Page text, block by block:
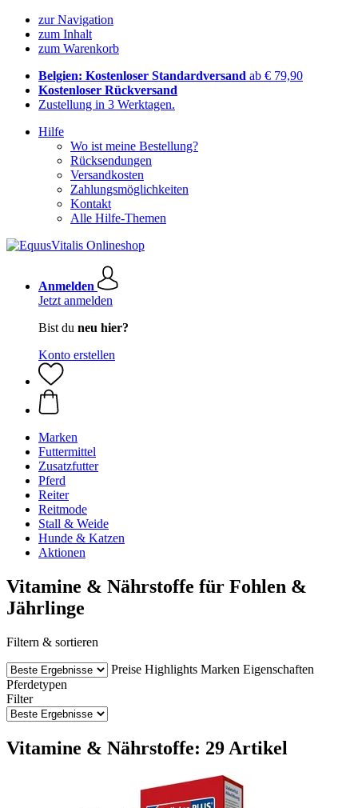
zur Navigation
zum Inhalt
zum Warenkorb
Belgien: Kostenloser Standardversand ab € 79,90
Kostenloser Rückversand
Zustellung in 3 Werktagen.
Hilfe
Wo ist meine Bestellung?
Rücksendungen
Versandkosten
Zahlungsmöglichkeiten
Kontakt
Alle Hilfe-Themen
Anmelden
Jetzt anmelden
Bist du neu hier?
Konto erstellen
Marken
Futtermittel
Zusatzfutter
Pferd
Reiter
Reitmode
Stall & Weide
Hunde & Katzen
Aktionen
Vitamine & Nährstoffe für Fohlen &
Jährlinge
Filtern & sortieren
Preise Highlights Marken Eigenschaften
Pferdetypen
Filter
Vitamine & Nährstoffe: 29 Artikel